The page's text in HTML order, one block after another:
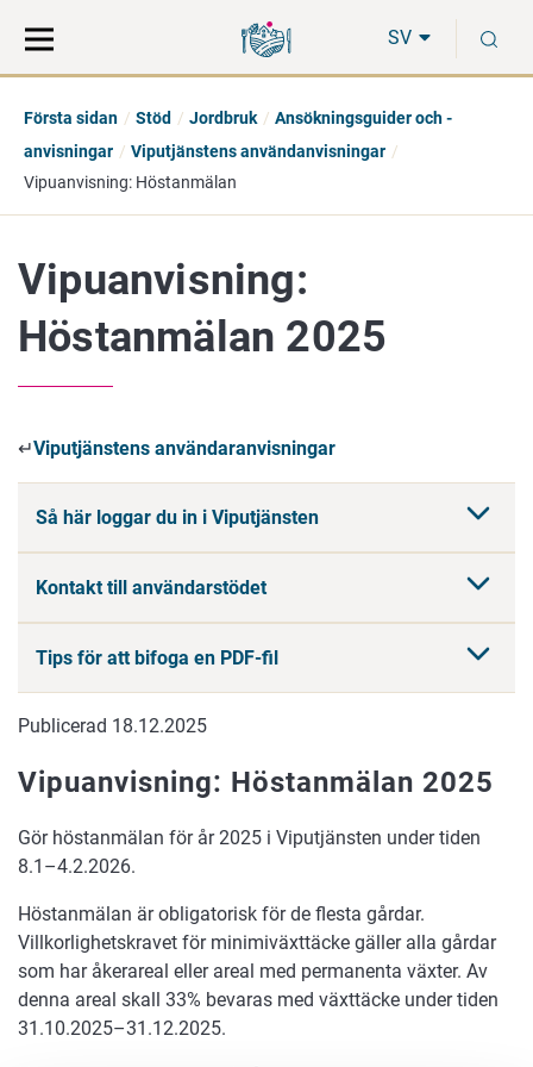
direkt
till
på
hela
SV
Första sidan Stöd Jordbruk
Ansökningsguider och -
anvisningar
Viputjänstens användanvisningar
Vipuanvisning: Höstanmälan
Vipuanvisning:
Höstanmälan 2025
↵Viputjänstens användaranvisningar
Så här loggar du in i Viputjänsten
Kontakt till användarstödet
Tips för att bifoga en PDF-fil
Publicerad 18.12.2025
Vipuanvisning: Höstanmälan 2025
Gör höstanmälan för år 2025 i Viputjänsten under tiden
8.1–4.2.2026.
Höstanmälan är obligatorisk för de flesta gårdar.
Villkorlighetskravet för minimiväxttäcke gäller alla gårdar
som har åkerareal eller areal med permanenta växter. Av
denna areal skall 33% bevaras med växttäcke under tiden
31.10.2025–31.12.2025.